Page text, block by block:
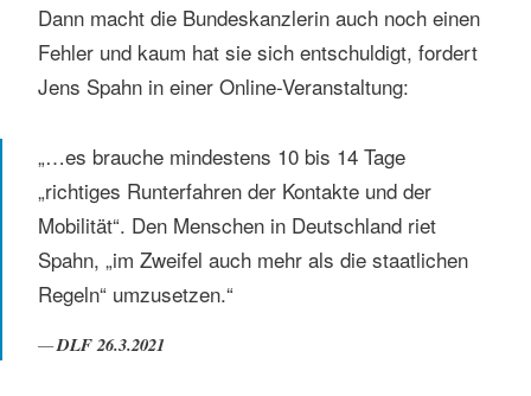
Dann macht die Bundeskanzlerin auch noch einen
Fehler und kaum hat sie sich entschuldigt, fordert
Jens Spahn in einer Online-Veranstaltung:
„…es brauche mindestens 10 bis 14 Tage
„richtiges Runterfahren der Kontakte und der
Mobilität“. Den Menschen in Deutschland riet
Spahn, „im Zweifel auch mehr als die staatlichen
Regeln“ umzusetzen.“
DLF 26.3.2021